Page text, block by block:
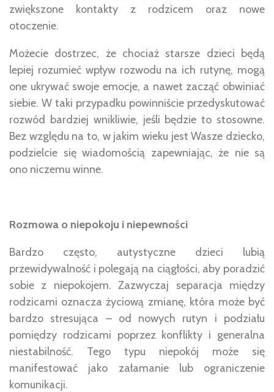
zwiększone kontakty z rodzicem oraz nowe
otoczenie.
Możecie dostrzec, że chociaż starsze dzieci będą
lepiej rozumieć wpływ rozwodu na ich rutynę, mogą
one ukrywać swoje emocje, a nawet zacząć obwiniać
siebie. W taki przypadku powinniście przedyskutować
rozwód bardziej wnikliwie, jeśli będzie to stosowne.
Bez względu na to, w jakim wieku jest Wasze dziecko,
podzielcie się wiadomością zapewniając, że nie są
ono niczemu winne.
Rozmowa o niepokoju i niepewności
Bardzo często, autystyczne dzieci lubią
przewidywalność i polegają na ciągłości, aby poradzić
sobie z niepokojem. Zazwyczaj separacja między
rodzicami oznacza życiową zmianę, która może być
bardzo stresująca – od nowych rutyn i podziału
pomiędzy rodzicami poprzez konflikty i generalna
niestabilność. Tego typu niepokój może się
manifestować jako załamanie lub ograniczenie
komunikacji.